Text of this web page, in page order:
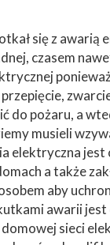
się z awarią
czasem
do pożaru, a
musieli
elektryczna jest
a także
aby
awarii
domowej sieci